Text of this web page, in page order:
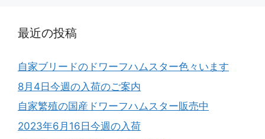
最近の投稿
自家ブリードのドワーフハムスター色々います
8月4日今週の入荷のご案内
自家繁殖の国産ドワーフハムスター販売中
2023年6月16日今週の入荷